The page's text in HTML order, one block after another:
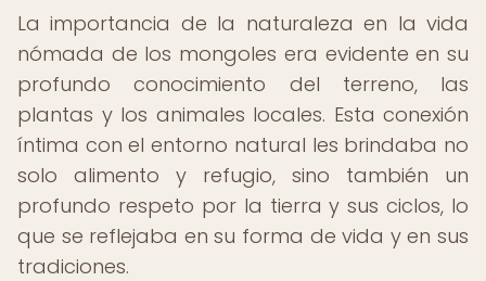
La importancia de la naturaleza en la vida
nómada de los mongoles era evidente en su
profundo conocimiento del terreno, las
plantas y los animales locales. Esta conexión
íntima con el entorno natural les brindaba no
solo alimento y refugio, sino también un
profundo respeto por la tierra y sus ciclos, lo
que se reflejaba en su forma de vida y en sus
tradiciones.